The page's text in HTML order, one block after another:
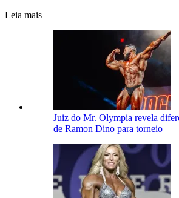
Leia mais
Juiz do Mr. Olympia revela
de Ramon Dino para torneio